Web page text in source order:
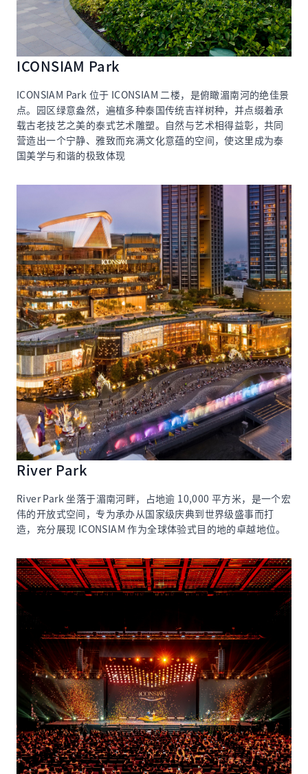
ICONSIAM Park
ICONSIAM Park 位于 ICONSIAM 二楼，是俯瞰湄南河的绝佳景
点。园区绿意盎然，遍植多种泰国传统吉祥树种，并点缀着承
载古老技艺之美的泰式艺术雕塑。自然与艺术相得益彰，共同
营造出一个宁静、雅致而充满文化意蕴的空间，使这里成为泰
国美学与和谐的极致体现
River Park
River Park 坐落于湄南河畔，占地逾 10,000 平方米，是一个宏
伟的开放式空间，专为承办从国家级庆典到世界级盛事而打
造，充分展现 ICONSIAM 作为全球体验式目的地的卓越地位。